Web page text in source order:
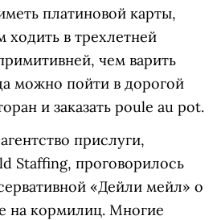
платиновой карты,
ходить в трехлетней
чем варить
можно пойти в дорогой
и заказать poule au pot.
прислуги,
Staffing, проговорилось
«Дейли мейл» о
на кормилиц. Многие